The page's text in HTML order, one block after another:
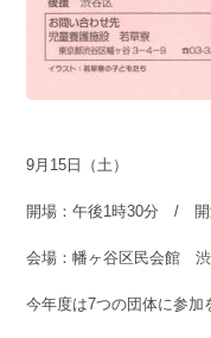
9月15日（土）
開場：午後1時30分 / 開
会場：幡ヶ谷区民会館
今年度は7つの団体に参加